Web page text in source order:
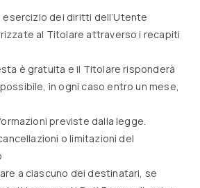
dei diritti dell’Utente
al Titolare attraverso i recapiti
è gratuita e il Titolare risponderà
in ogni caso entro un mese,
previste dalla legge.
o limitazioni del
a ciascuno dei destinatari, se